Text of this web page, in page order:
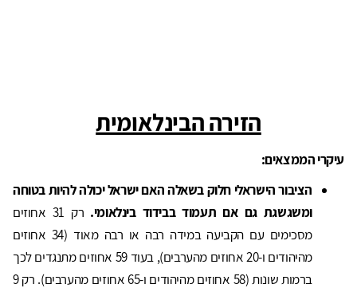
הזירה הבינלאומית
עיקרי הממצאים:
הציבור הישראלי חלוק בשאלה האם ישראל יכולה להיות בטוחה
ומשגשגת גם אם תעמוד בבידוד בינלאומי.
רק 31 אחוזים
מסכימים עם הקביעה במידה רבה או רבה מאוד (34 אחוזים
מהיהודים ו-20 אחוזים מהערבים), בעוד 59 אחוזים מתנגדים לכך
ברמות שונות (58 אחוזים מהיהודים ו-65 אחוזים מהערבים). רק 9